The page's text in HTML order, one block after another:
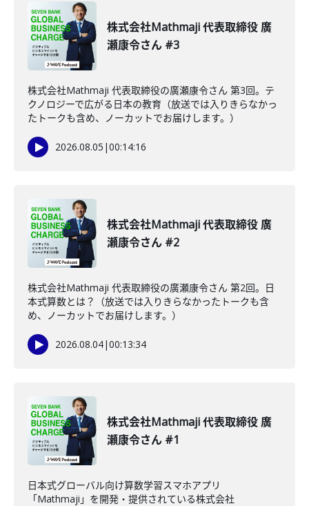
株式会社Mathmaji 代表取締役 廣
瀬康令さん #3
株式会社Mathmaji 代表取締役の廣瀬康令さん 第3回。テ
クノロジーで広がる日本の教育（放送では入りきらなかっ
たトークも含め、ノーカットでお届けします。）
2026.08.05 |00:14:16
株式会社Mathmaji 代表取締役 廣
瀬康令さん #2
株式会社Mathmaji 代表取締役の廣瀬康令さん 第2回。日
本式算数とは？（放送では入りきらなかったトークも含
め、ノーカットでお届けします。）
2026.08.04|00:13:34
株式会社Mathmaji 代表取締役 廣
瀬康令さん #1
日本式グローバル向け算数学習スマホアプリ
「Mathmaji」を開発・提供されている株式会社